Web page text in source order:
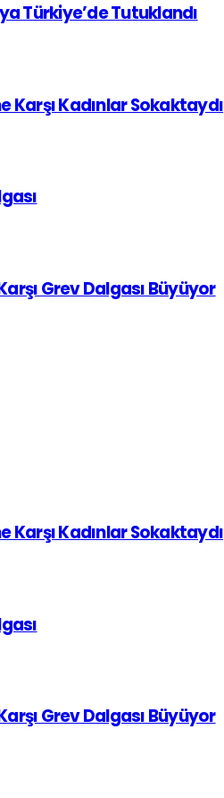
Türkiye’de Tutuklandı
Karşı Kadınlar Sokaktaydı
Grev Dalgası Büyüyor
Karşı Kadınlar Sokaktaydı
Grev Dalgası Büyüyor